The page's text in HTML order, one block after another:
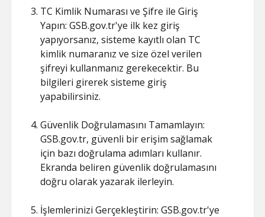
TC Kimlik Numarası ve Şifre ile Giriş
Yapın: GSB.gov.tr'ye ilk kez giriş
yapıyorsanız, sisteme kayıtlı olan TC
kimlik numaranız ve size özel verilen
şifreyi kullanmanız gerekecektir. Bu
bilgileri girerek sisteme giriş
yapabilirsiniz.
Güvenlik Doğrulamasını Tamamlayın:
GSB.gov.tr, güvenli bir erişim sağlamak
için bazı doğrulama adımları kullanır.
Ekranda beliren güvenlik doğrulamasını
doğru olarak yazarak ilerleyin.
İşlemlerinizi Gerçekleştirin: GSB.gov.tr'ye